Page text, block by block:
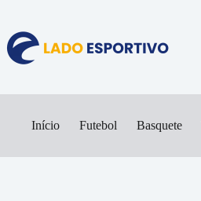
conteúdo
Início Futebol Basquete